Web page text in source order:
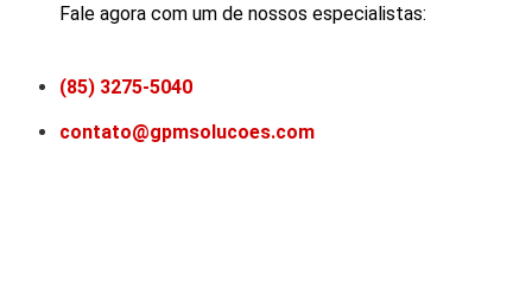
Fale agora com um de nossos especialistas:
(85) 3275-5040
contato@gpmsolucoes.com